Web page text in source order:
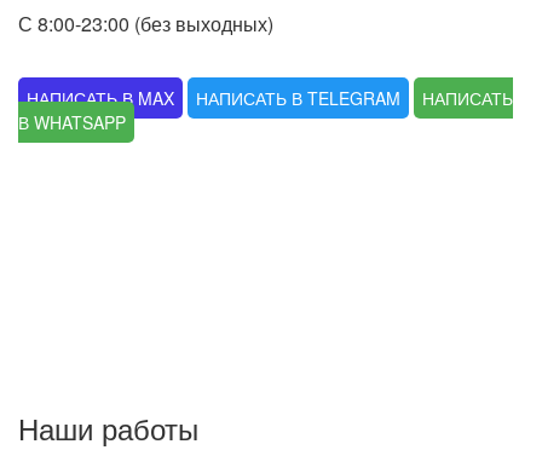
С 8:00-23:00 (без выходных)
НАПИСАТЬ В MAX НАПИСАТЬ В TELEGRAM
НАПИСАТЬ
В WHATSAPP
Наши работы